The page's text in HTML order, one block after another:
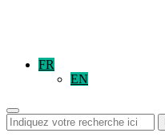
FR
EN